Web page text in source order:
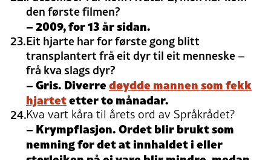
den første filmen?
– 2009, for 13 år sidan.
Eit hjarte har for første gong blitt
transplantert frå eit dyr til eit menneske –
frå kva slags dyr?
– Gris. Diverredøydde mannen som fekk
hjartetetter to månadar.
Kva vart kåra til årets ord av Språkrådet?
– Krympflasjon. Ordet blir brukt som
nemning for det at innhaldet i eller